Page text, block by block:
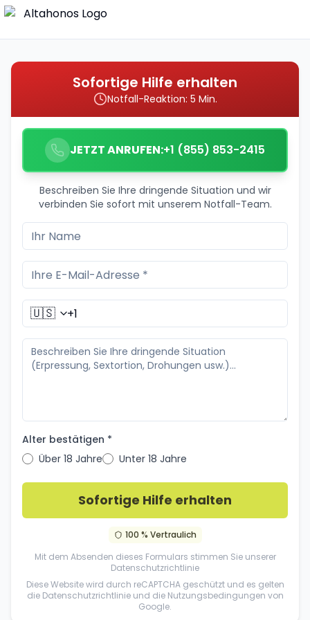
Sofortige Hilfe erhalten
Notfall-Reaktion: 5 Min.
JETZT ANRUFEN:+1 (855) 853-2415
Beschreiben Sie Ihre dringende Situation und wir
verbinden Sie sofort mit unserem Notfall-Team.
🇺🇸
Alter bestätigen *
Über 18 Jahre
Unter 18 Jahre
Sofortige Hilfe erhalten
100 % Vertraulich
Mit dem Absenden dieses Formulars stimmen Sie unserer
Datenschutzrichtlinie
Diese Website wird durch reCAPTCHA geschützt und es gelten
die Datenschutzrichtlinie und die Nutzungsbedingungen von
Google.